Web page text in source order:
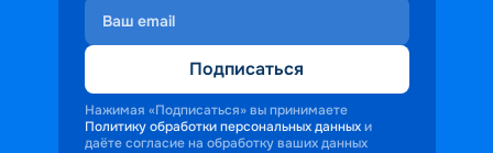
Подписаться
Нажимая «Подписаться» вы принимаете
Политику обработки персональных данных и
даёте согласие на обработку ваших данных